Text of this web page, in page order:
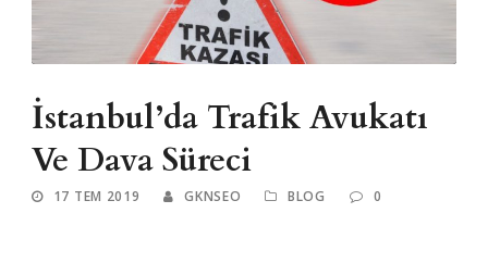
İstanbul’da Trafik Avukatı
Ve Dava Süreci
17 TEM 2019 GKNSEO BLOG 0